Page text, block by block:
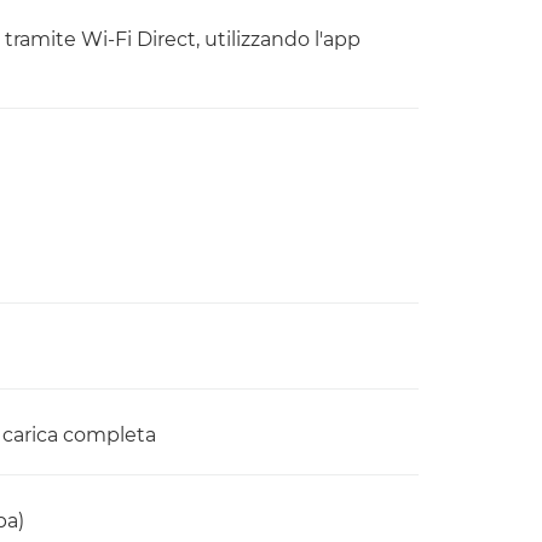
Wi-Fi Direct, utilizzando l'app
completa